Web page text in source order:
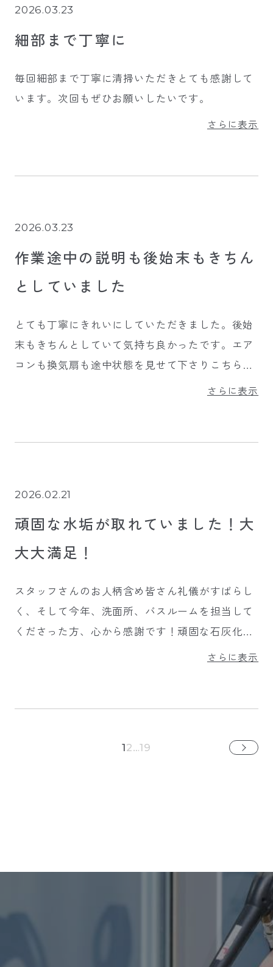
2026.03.23
細部まで丁寧に
毎回細部まで丁寧に清掃いただきとても感謝して
います。次回もぜひお願いしたいです。
さらに表示
2026.03.23
作業途中の説明も後始末もきちん
としていました
とても丁寧にきれいにしていただきました。後始
末もきちんとしていて気持ち良かったです。エア
コンも換気扇も途中状態を見せて下さりこちらの
質問にも分かりやすく答えて頂きました。作業中
さらに表示
2026.02.21
頑固な水垢が取れていました！大
大大満足！
スタッフさんのお人柄含め皆さん礼儀がすばらし
く、そして今年、洗面所、バスルームを担当して
くださった方、心から感謝です！頑固な石灰化し
てしまった水垢が取れていました！また、今年も
さらに表示
12…19